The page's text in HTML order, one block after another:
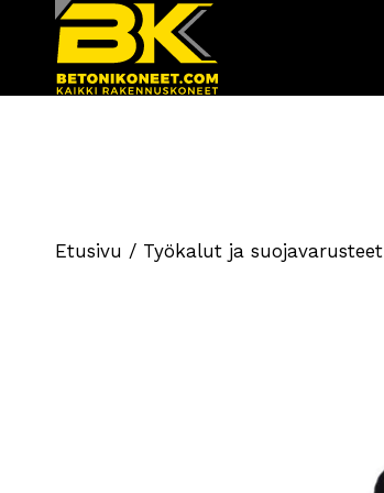
Etusivu / Työkalut ja suojavarusteet